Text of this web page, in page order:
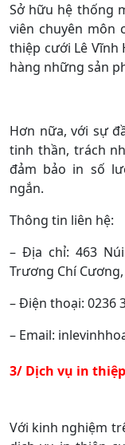
Sở hữu hệ thống
viên chuyên môn
thiệp cưới Lê Vĩnh
hàng những sản
Hơn nữa, với sự
tinh thần, trách
đảm bảo in số
ngắn.
Thông tin liên hệ:
– Địa chỉ: 463
Trương Chí
– Điện thoại: 0236
– Email:
3/ Dịch vụ in
Với kinh nghiệm